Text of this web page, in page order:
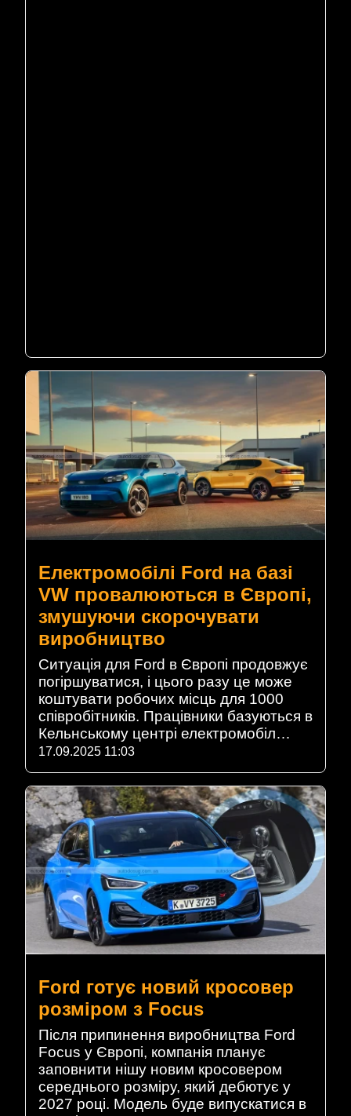
Електромобілі Ford на базі
VW провалюються в Європі,
змушуючи скорочувати
виробництво
Ситуація для Ford в Європі продовжує
погіршуватися, і цього разу це може
коштувати робочих місць для 1000
співробітників. Працівники базуються в
Кельнському центрі електромобіл…
17.09.2025 11:03
Ford готує новий кросовер
розміром з Focus
Після припинення виробництва Ford
Focus у Європі, компанія планує
заповнити нішу новим кросовером
середнього розміру, який дебютує у
2027 році. Модель буде випускатися в